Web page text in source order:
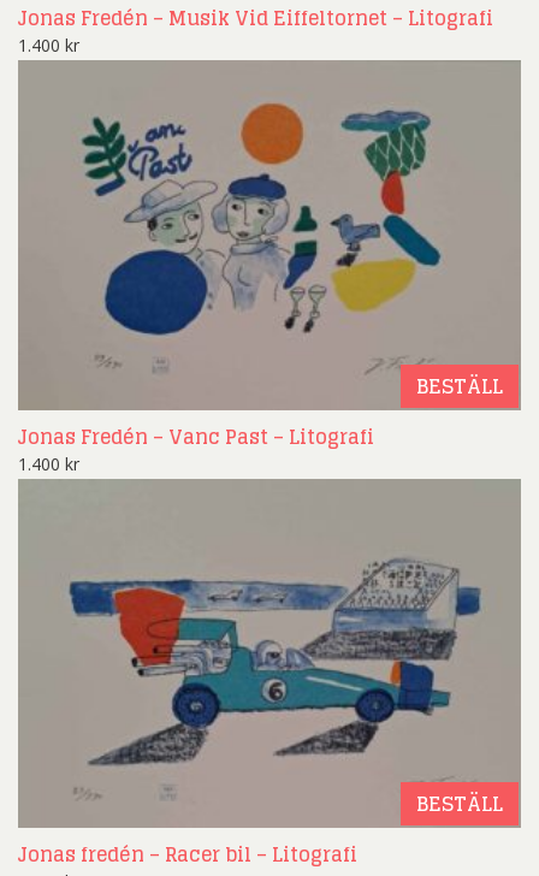
Jonas Fredén – Musik Vid Eiffeltornet – Litografi
1.400 kr
BESTÄLL
Jonas Fredén – Vanc Past – Litografi
1.400 kr
BESTÄLL
Jonas fredén – Racer bil – Litografi